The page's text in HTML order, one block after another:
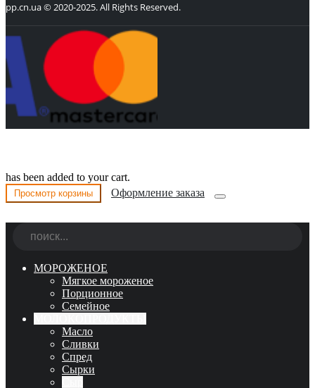
pp.cn.ua © 2020-2025. All Rights Reserved.
has been added to your cart.
Просмотр корзины Оформление заказа
МОРОЖЕНОЕ
Мягкое мороженое
Порционное
Семейное
Масло
Сливки
Спред
Сырки